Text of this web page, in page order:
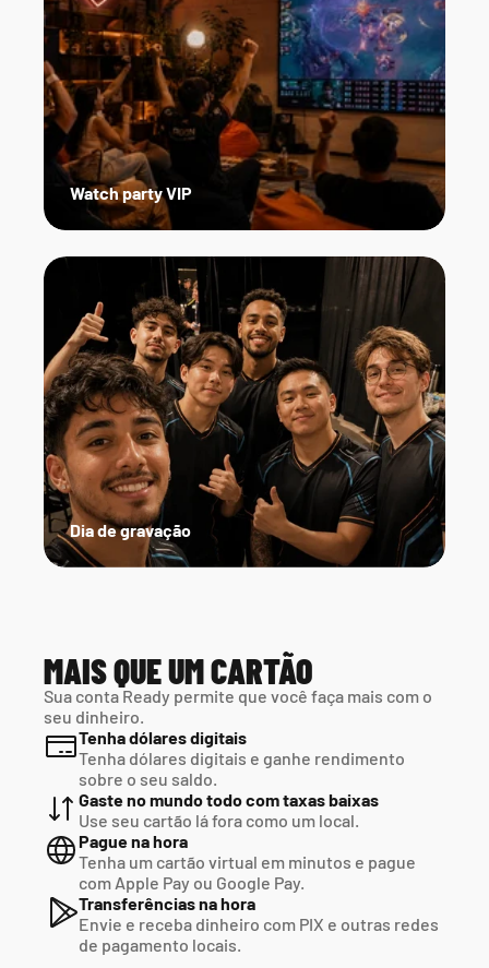
Dia de gravação
Watch party VIP
MAIS QUE UM CARTÃO
Sua conta Ready permite que você faça mais com o
seu dinheiro.
Tenha dólares digitais
Tenha dólares digitais e ganhe rendimento
sobre o seu saldo.
Gaste no mundo todo com taxas baixas
Use seu cartão lá fora como um local.
Pague na hora
Tenha um cartão virtual em minutos e pague
com Apple Pay ou Google Pay.
Transferências na hora
Envie e receba dinheiro com PIX e outras redes
de pagamento locais.